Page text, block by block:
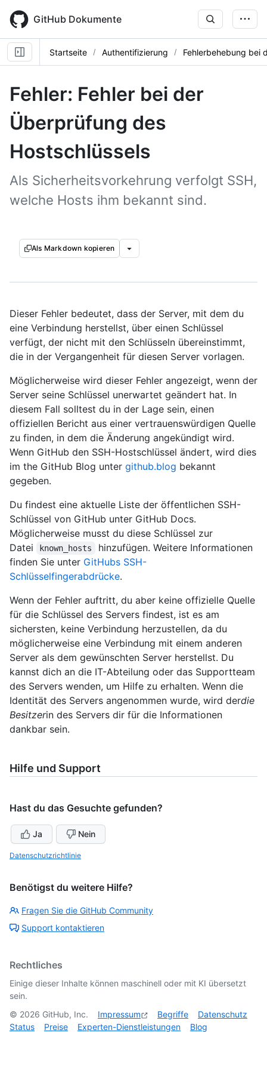
main
content
GitHub Dokumente
Startseite Authentifizierung Fehlerbehebung bei
Fehler: Fehler bei der
Überprüfung des
Hostschlüssels
Als Sicherheitsvorkehrung verfolgt SSH,
welche Hosts ihm bekannt sind.
Als Markdown kopieren
Dieser Fehler bedeutet, dass der Server, mit dem du
eine Verbindung herstellst, über einen Schlüssel
verfügt, der nicht mit den Schlüsseln übereinstimmt,
die in der Vergangenheit für diesen Server vorlagen.
Möglicherweise wird dieser Fehler angezeigt, wenn der
Server seine Schlüssel unerwartet geändert hat. In
diesem Fall solltest du in der Lage sein, einen
offiziellen Bericht aus einer vertrauenswürdigen Quelle
zu finden, in dem die Änderung angekündigt wird.
Wenn GitHub den SSH-Hostschlüssel ändert, wird dies
im the GitHub Blog unter github.blog bekannt
gegeben.
Du findest eine aktuelle Liste der öffentlichen SSH-
Schlüssel von GitHub unter GitHub Docs.
Möglicherweise musst du diese Schlüssel zur
Datei
known_hosts
hinzufügen. Weitere Informationen
finden Sie unter GitHubs SSH-
Schlüsselfingerabdrücke.
Wenn der Fehler auftritt, du aber keine offizielle Quelle
für die Schlüssel des Servers findest, ist es am
sichersten, keine Verbindung herzustellen, da du
möglicherweise eine Verbindung mit einem anderen
Server als dem gewünschten Server herstellst. Du
kannst dich an die IT-Abteilung oder das Supportteam
des Servers wenden, um Hilfe zu erhalten. Wenn die
Identität des Servers angenommen wurde, wird derdie
Besitzerin des Servers dir für die Informationen
dankbar sein.
Hilfe und Support
Hast du das Gesuchte gefunden?
Ja Nein
Datenschutzrichtlinie
Benötigst du weitere Hilfe?
Fragen Sie die GitHub Community
Support kontaktieren
Rechtliches
Einige dieser Inhalte können maschinell oder mit KI übersetzt
sein.
© 2026 GitHub, Inc. Impressum Begriffe
Datenschutz
Status
Preise Experten-Dienstleistungen Blog